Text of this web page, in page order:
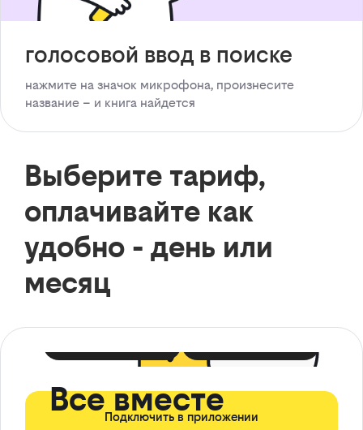
голосовой ввод в поиске
нажмите на значок микрофона, произнесите
название – и книга найдется
Выберите тариф,
оплачивайте как
удобно - день или
месяц
Все вместе
Подключить в приложении